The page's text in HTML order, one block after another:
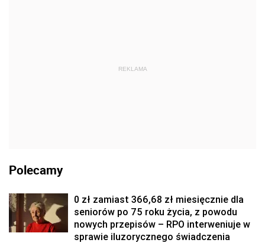
REKLAMA
Polecamy
0 zł zamiast 366,68 zł miesięcznie dla
seniorów po 75 roku życia, z powodu
nowych przepisów – RPO interweniuje w
sprawie iluzorycznego świadczenia